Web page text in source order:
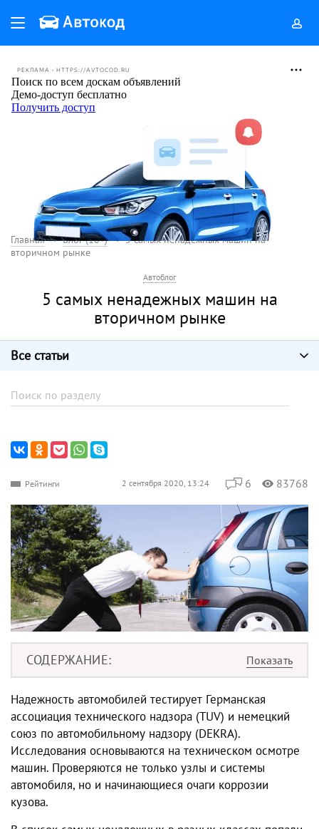
РЕКЛАМА • HTTPS://AVTOCOD.RU
Главная Блог (18+)
5 самых ненадежных машин на
вторичном рынке
Автоблог
5 самых ненадежных машин на
вторичном рынке
Все статьи
Рейтинги 2 сентября 2020, 13:24 6 83768
СОДЕРЖАНИЕ
Надежность автомобилей тестирует Германская
ассоциация технического надзора (TUV) и немецкий
союз по автомобильному надзору (DEKRA).
Исследования основываются на техническом осмотре
машин. Проверяются не только узлы и системы
автомобиля, но и начинающиеся очаги коррозии
кузова.